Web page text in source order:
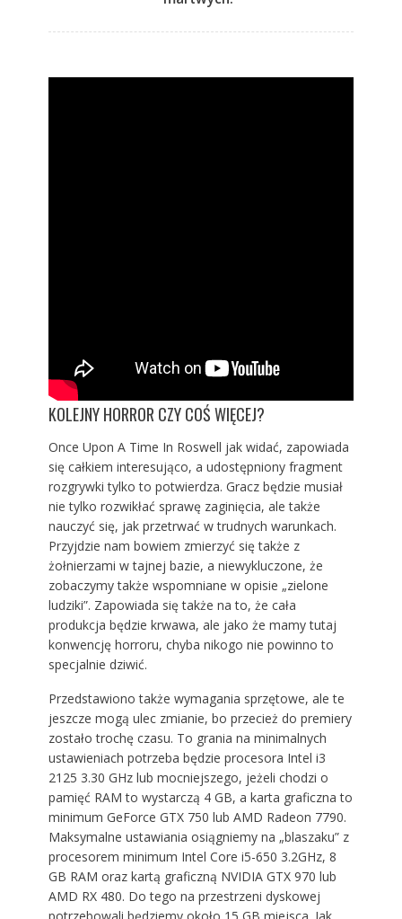
KOLEJNY HORROR CZY COŚ WIĘCEJ?
Once Upon A Time In Roswell jak widać, zapowiada
się całkiem interesująco, a udostępniony fragment
rozgrywki tylko to potwierdza. Gracz będzie musiał
nie tylko rozwikłać sprawę zaginięcia, ale także
nauczyć się, jak przetrwać w trudnych warunkach.
Przyjdzie nam bowiem zmierzyć się także z
żołnierzami w tajnej bazie, a niewykluczone, że
zobaczymy także wspomniane w opisie „zielone
ludziki”. Zapowiada się także na to, że cała
produkcja będzie krwawa, ale jako że mamy tutaj
konwencję horroru, chyba nikogo nie powinno to
specjalnie dziwić.
Przedstawiono także wymagania sprzętowe, ale te
jeszcze mogą ulec zmianie, bo przecież do premiery
zostało trochę czasu. To grania na minimalnych
ustawieniach potrzeba będzie procesora Intel i3
2125 3.30 GHz lub mocniejszego, jeżeli chodzi o
pamięć RAM to wystarczą 4 GB, a karta graficzna to
minimum GeForce GTX 750 lub AMD Radeon 7790.
Maksymalne ustawiania osiągniemy na „blaszaku” z
procesorem minimum Intel Core i5-650 3.2GHz, 8
GB RAM oraz kartą graficzną NVIDIA GTX 970 lub
AMD RX 480. Do tego na przestrzeni dyskowej